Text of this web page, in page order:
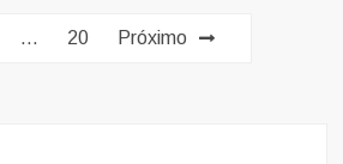
… 20 Próximo